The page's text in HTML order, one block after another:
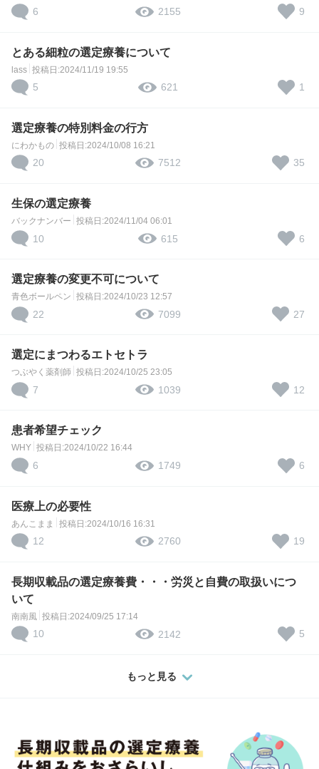
6 2155 9
とある細粒の選定療養について
lass 投稿日:2024/11/19 19:55
5 621 1
選定療養の特別料金の行方
にわかもの 投稿日:2024/10/08 16:21
20 7512 35
生保の選定療養
バックナンバー 投稿日:2024/11/04 06:01
10 615 6
選定療養の変更不可について
青色ボールペン 投稿日:2024/10/23 12:57
22 7099 27
選定にまつわるエトセトラ
つぶやく薬剤師 投稿日:2024/10/25 23:05
7 1039 12
患者希望チェック
WHY 投稿日:2024/10/22 16:44
6 1749 6
医療上の必要性
あんこまま 投稿日:2024/10/16 16:31
12 2760 19
長期収載品の選定療養費・・・労災と自費の取扱いにつ
いて
南南風 投稿日:2024/09/25 17:14
10 2142 5
もっと見る